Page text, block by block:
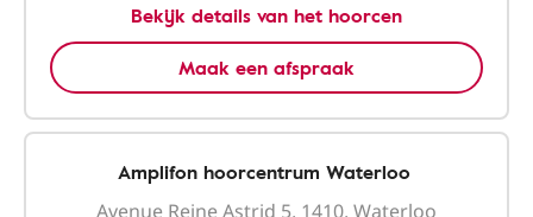
Bekijk details van het hoorcen
Maak een afspraak
Amplifon hoorcentrum Waterloo
Avenue Reine Astrid 5, 1410, Waterloo